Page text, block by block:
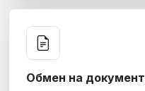
Обмен на